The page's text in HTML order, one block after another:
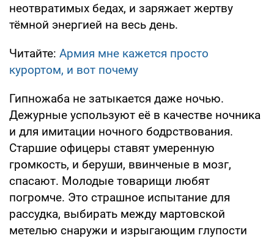
неотвратимых бедах, и заряжает жертву
тёмной энергией на весь день.
Читайте: Армия мне кажется просто
курортом, и вот почему
Гипножаба не затыкается даже ночью.
Дежурные успользуют её в качестве ночника
и для имитации ночного бодрствования.
Старшие офицеры ставят умеренную
громкость, и беруши, ввинченые в мозг,
спасают. Молодые товарищи любят
погромче. Это страшное испытание для
рассудка, выбирать между мартовской
метелью снаружи и изрыгающим глупости